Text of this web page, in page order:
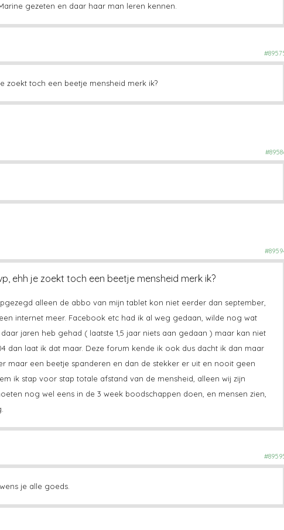
gezeten en daar haar man leren kennen.
zoekt toch een beetje mensheid merk ik?
ehh je zoekt toch een beetje mensheid merk ik?
alleen de abbo van mijn tablet kon niet eerder dan september,
internet meer. Facebook etc had ik al weg gedaan, wilde nog wat
jaren heb gehad ( laatste 1,5 jaar niets aan gedaan ) maar kan niet
dan laat ik dat maar. Deze forum kende ik ook dus dacht ik dan maar
maar een beetje spanderen en dan de stekker er uit en nooit geen
ik stap voor stap totale afstand van de mensheid, alleen wij zijn
nog wel eens in de 3 week boodschappen doen, en mensen zien,
je alle goeds.